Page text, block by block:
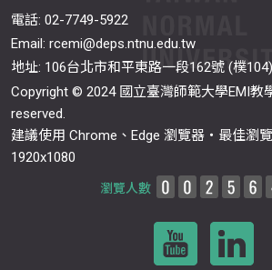
電話: 02-7749-5922
Email: rcemi@deps.ntnu.edu.tw
地址: 106台北市和平東路一段162號 (樸104)
Copyright © 2024 國立臺灣師範大學EMI教
reserved.
建議使用 Chrome、Edge 瀏覽器‧最佳瀏
1920x1080
瀏覽人數